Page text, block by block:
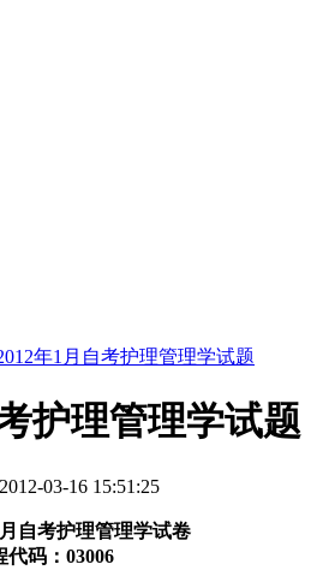
年1月自考护理管理学试题
护理管理学试题
03-16 15:51:25
自考护理管理学试卷
代码：03006